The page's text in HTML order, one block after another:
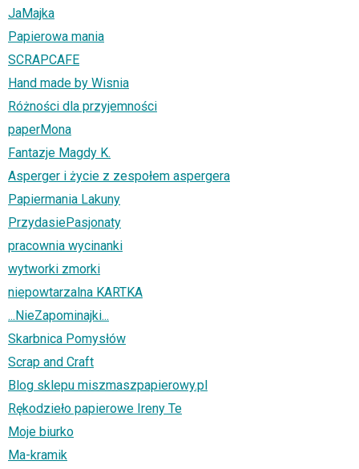
JaMajka
Papierowa mania
SCRAPCAFE
Hand made by Wisnia
Różności dla przyjemności
paperMona
Fantazje Magdy K.
Asperger i życie z zespołem aspergera
Papiermania Lakuny
PrzydasiePasjonaty
pracownia wycinanki
wytworki zmorki
niepowtarzalna KARTKA
...NieZapominajki...
Skarbnica Pomysłów
Scrap and Craft
Blog sklepu miszmaszpapierowy.pl
Rękodzieło papierowe Ireny Te
Moje biurko
Ma-kramik